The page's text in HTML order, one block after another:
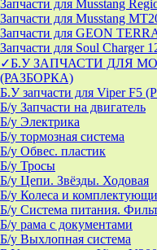
Запчасти для Musstang
Запчасти для Musstang
Запчасти для GEON
Запчасти для Soul Charger
✓Б.У ЗАПЧАСТИ ДЛЯ
(РАЗБОРКА)
Б.У запчасти для Viper F5
Б/у Запчасти на двигатель
Б/у Электрика
Б/у тормозная система
Б/у Обвес. пластик
Б/у Тросы
Б/у Цепи. Звёзды. Ходовая
Б/у Колеса и
Б/у Система питания.
Б/у рама с документами
Б/у Выхлопная система